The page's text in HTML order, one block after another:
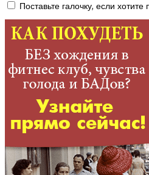
Поставьте галочку, если